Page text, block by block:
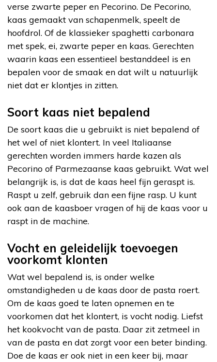
verse zwarte peper en Pecorino. De Pecorino,
kaas gemaakt van schapenmelk, speelt de
hoofdrol. Of de klassieker spaghetti carbonara
met spek, ei, zwarte peper en kaas. Gerechten
waarin kaas een essentieel bestanddeel is en
bepalen voor de smaak en dat wilt u natuurlijk
niet dat er klontjes in zitten.
Soort kaas niet bepalend
De soort kaas die u gebruikt is niet bepalend of
het wel of niet klontert. In veel Italiaanse
gerechten worden immers harde kazen als
Pecorino of Parmezaanse kaas gebruikt. Wat wel
belangrijk is, is dat de kaas heel fijn geraspt is.
Raspt u zelf, gebruik dan een fijne rasp. U kunt
ook aan de kaasboer vragen of hij de kaas voor u
raspt in de machine.
Vocht en geleidelijk toevoegen
voorkomt klonten
Wat wel bepalend is, is onder welke
omstandigheden u de kaas door de pasta roert.
Om de kaas goed te laten opnemen en te
voorkomen dat het klontert, is vocht nodig. Liefst
het kookvocht van de pasta. Daar zit zetmeel in
van de pasta en dat zorgt voor een beter binding.
Doe de kaas er ook niet in een keer bij, maar